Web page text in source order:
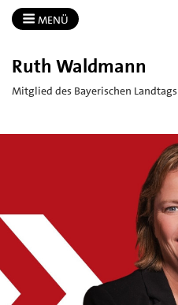
MENÜ
Ruth Waldmann
Mitglied des Bayerischen Landtags